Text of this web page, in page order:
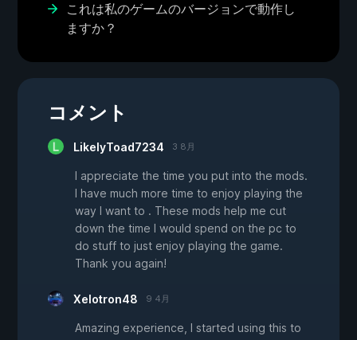
これは私のゲームのバージョンで動作し
ますか？
コメント
LikelyToad7234 3 8月
I appreciate the time you put into the mods.
I have much more time to enjoy playing the
way I want to . These mods help me cut
down the time I would spend on the pc to
do stuff to just enjoy playing the game.
Thank you again!
Xelotron48 9 4月
Amazing experience, I started using this to